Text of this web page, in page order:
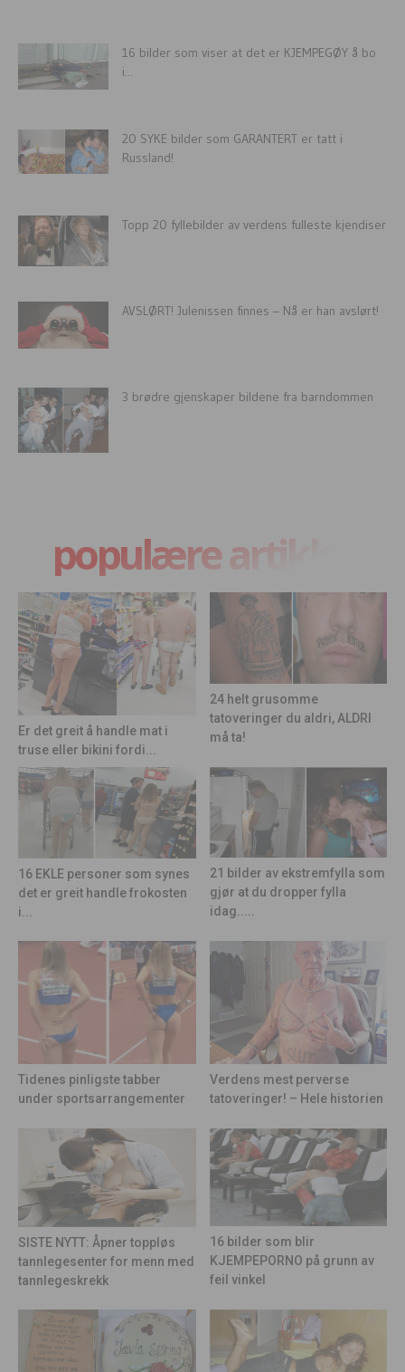
16 bilder som viser at det er KJEMPEGØY å bo
i...
20 SYKE bilder som GARANTERT er tatt i
Russland!
Topp 20 fyllebilder av verdens fulleste kjendiser
AVSLØRT! Julenissen finnes – Nå er han avslørt!
3 brødre gjenskaper bildene fra barndommen
populære artikler
Er det greit å handle mat i
truse eller bikini fordi...
24 helt grusomme
tatoveringer du aldri, ALDRI
må ta!
16 EKLE personer som synes
det er greit handle frokosten
i...
21 bilder av ekstremfylla som
gjør at du dropper fylla
idag.....
Tidenes pinligste tabber
under sportsarrangementer
Verdens mest perverse
tatoveringer! – Hele historien
SISTE NYTT: Åpner toppløs
tannlegesenter for menn med
tannlegeskrekk
16 bilder som blir
KJEMPEPORNO på grunn av
feil vinkel